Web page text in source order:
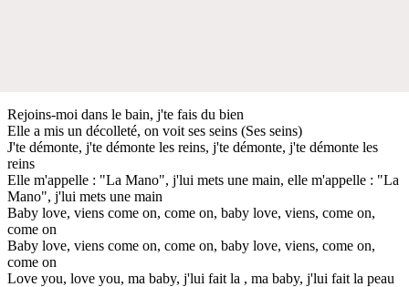
Rejoins-moi dans le bain, j'te fais du bien
Elle a mis un décolleté, on voit ses seins (Ses seins)
J'te démonte, j'te démonte les reins, j'te démonte, j'te démonte les
reins
Elle m'appelle : "La Mano", j'lui mets une main, elle m'appelle : "La
Mano", j'lui mets une main
Baby love, viens come on, come on, baby love, viens, come on,
come on
Baby love, viens come on, come on, baby love, viens, come on,
come on
Love you, love you, ma baby, j'lui fait la , ma baby, j'lui fait la peau